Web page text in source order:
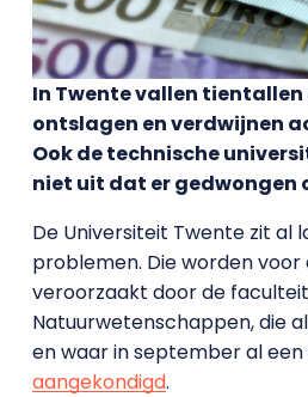
In Twente vallen
ontslagen en verdwijnen
Ook de technische
niet uit dat er gedwongen
De Universiteit Twente zit al
problemen. Die worden
veroorzaakt door de
Natuurwetenschappen, die
en waar in september al
aangekondigd.